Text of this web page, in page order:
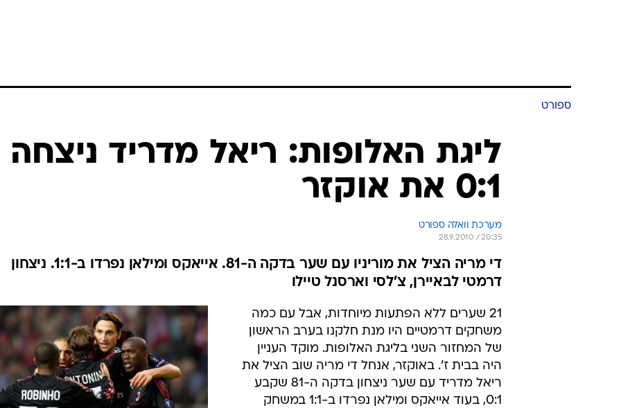
ענפים נוספים
לוח שידורים
ספורט
ליגת האלופות: ריאל מדריד ניצחה
0:1 את אוקזר
מערכת וואלה ספורט
28.9.2010 / 20:35
די מריה הציל את מוריניו עם שער בדקה ה-81. אייאקס ומילאן נפרדו ב-1:1. ניצחון
דרמטי לבאיירן, צ'לסי וארסנל טיילו
21 שערים ללא הפתעות מיוחדות, אבל עם כמה
משחקים דרמטיים היו מנת חלקנו בערב הראשון
של המחזור השני בליגת האלופות. מוקד העניין
היה בבית ז'. באוקזר, אנחל די מריה שוב הציל את
ריאל מדריד עם שער ניצחון בדקה ה-81 שקבע
0:1, בעוד אייאקס ומילאן נפרדו ב-1:1 במשחק